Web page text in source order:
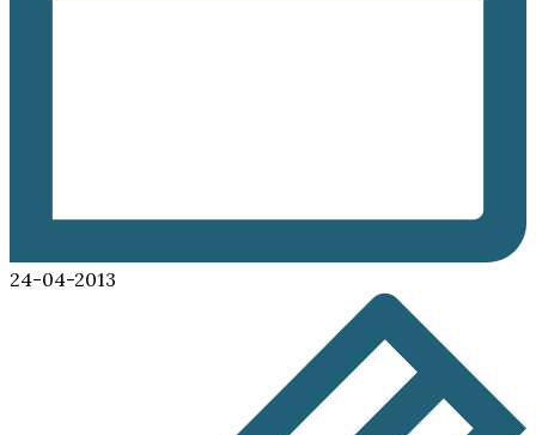
24-04-2013